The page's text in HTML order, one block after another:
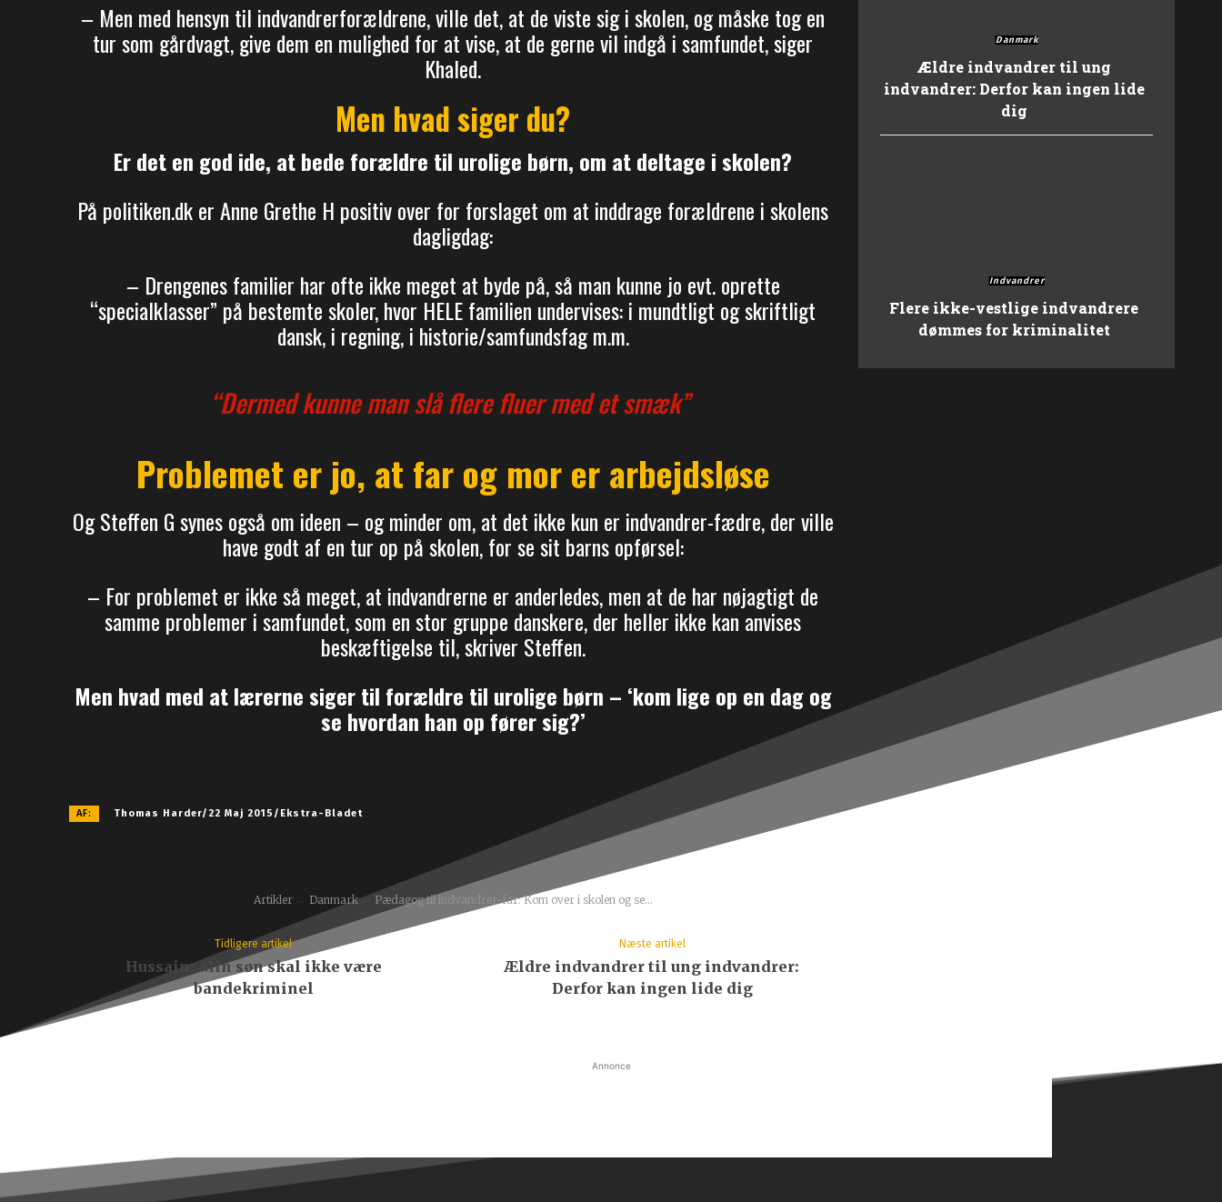
– Men med hensyn til indvandrerforældrene, ville det, at de viste sig i skolen, og måske tog en
tur som gårdvagt, give dem en mulighed for at vise, at de gerne vil indgå i samfundet, siger
Khaled.
Men hvad siger du?
Er det en god ide, at bede forældre til urolige børn, om at deltage i skolen?
På politiken.dk er Anne Grethe H positiv over for forslaget om at inddrage forældrene i skolens
dagligdag:
– Drengenes familier har ofte ikke meget at byde på, så man kunne jo evt. oprette
“specialklasser” på bestemte skoler, hvor HELE familien undervises: i mundtligt og skriftligt
dansk, i regning, i historie/samfundsfag m.m.
“Dermed kunne man slå flere fluer med et smæk”
Problemet er jo, at far og mor er arbejdsløse
Og Steffen G synes også om ideen – og minder om, at det ikke kun er indvandrer-fædre, der ville
have godt af en tur op på skolen, for se sit barns opførsel:
– For problemet er ikke så meget, at indvandrerne er anderledes, men at de har nøjagtigt de
samme problemer i samfundet, som en stor gruppe danskere, der heller ikke kan anvises
beskæftigelse til, skriver Steffen.
Men hvad med at lærerne siger til forældre til urolige børn – ‘kom lige op en dag og
se hvordan han op fører sig?’
AF: Thomas Harder/22 Maj 2015/Ekstra-Bladet
Artikler Danmark Pædagog til indvandrer-far: Kom over i skolen og se...
Tidligere artikel
Hussain: Min søn skal ikke være
bandekriminel
Næste artikel
Ældre indvandrer til ung indvandrer:
Derfor kan ingen lide dig
Danmark
Ældre indvandrer til ung
indvandrer: Derfor kan ingen lide
dig
Indvandrer
Flere ikke-vestlige indvandrere
dømmes for kriminalitet
Annonce